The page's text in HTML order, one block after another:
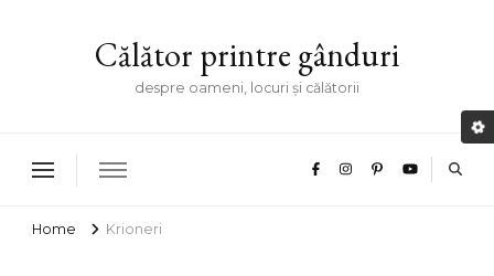
Călător printre gânduri
despre oameni, locuri și călătorii
Home Krioneri